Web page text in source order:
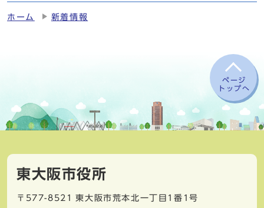
ホーム 新着情報
ページ
トップへ
東大阪市役所
〒577-8521 東大阪市荒本北一丁目1番1号